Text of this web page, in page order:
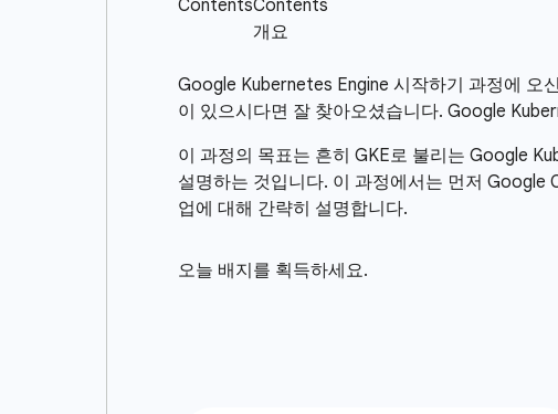
Google Kubernetes Engine 시작하기 과정에 오
이 있으시다면 잘 찾아오셨습니다. Google
이 과정의 목표는 흔히 GKE로 불리는 Google
설명하는 것입니다. 이 과정에서는 먼저
업에 대해 간략히 설명합니다.
오늘 배지를 획득하세요.